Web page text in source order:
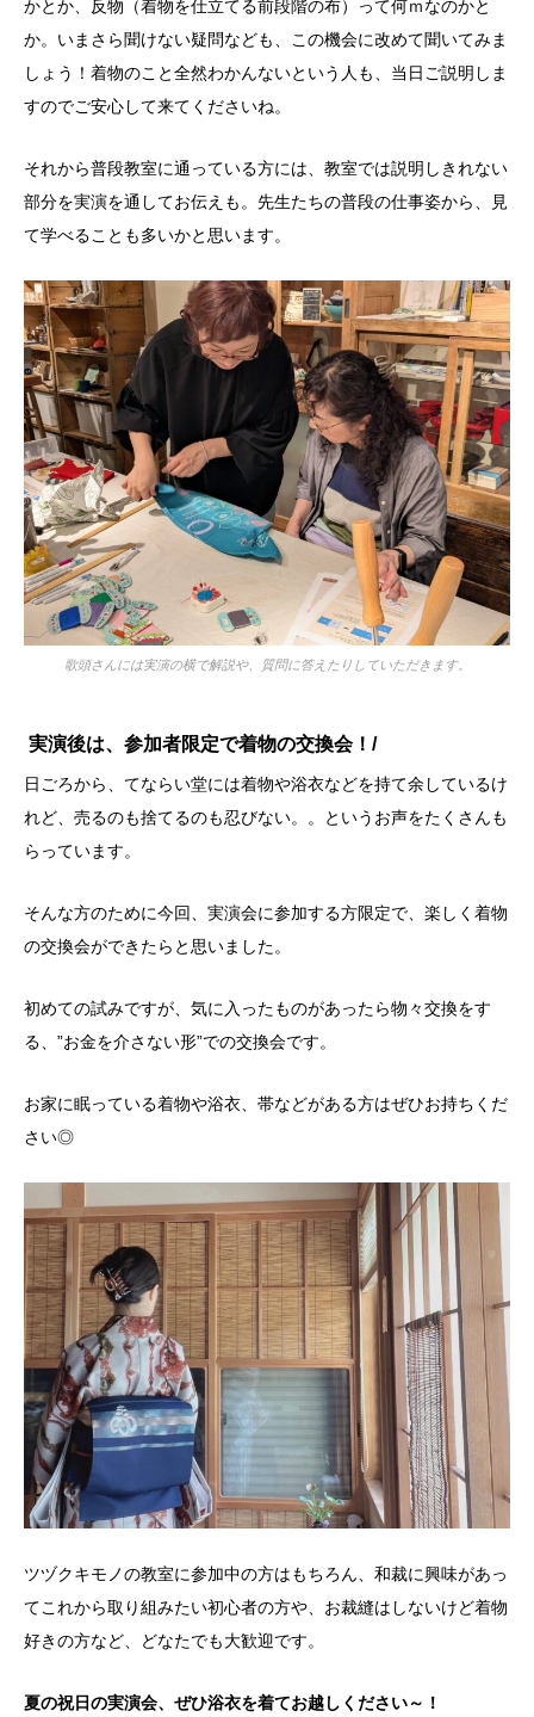
かとか、反物（着物を仕立てる前段階の布）って何ｍなのかと
か。いまさら聞けない疑問なども、この機会に改めて聞いてみま
しょう！着物のこと全然わかんないという人も、当日ご説明しま
すのでご安心して来てくださいね。
それから普段教室に通っている方には、教室では説明しきれない
部分を実演を通してお伝えも。先生たちの普段の仕事姿から、見
て学べることも多いかと思います。
歌頭さんには実演の横で解説や、質問に答えたりしていただきます。
実演後は、参加者限定で着物の交換会！/
日ごろから、てならい堂には着物や浴衣などを持て余しているけ
れど、売るのも捨てるのも忍びない。。というお声をたくさんも
らっています。
そんな方のために今回、実演会に参加する方限定で、楽しく着物
の交換会ができたらと思いました。
初めての試みですが、気に入ったものがあったら物々交換をす
る、”お金を介さない形”での交換会です。
お家に眠っている着物や浴衣、帯などがある方はぜひお持ちくだ
さい◎
ツヅクキモノの教室に参加中の方はもちろん、和裁に興味があっ
てこれから取り組みたい初心者の方や、お裁縫はしないけど着物
好きの方など、どなたでも大歓迎です。
夏の祝日の実演会、ぜひ浴衣を着てお越しください～！